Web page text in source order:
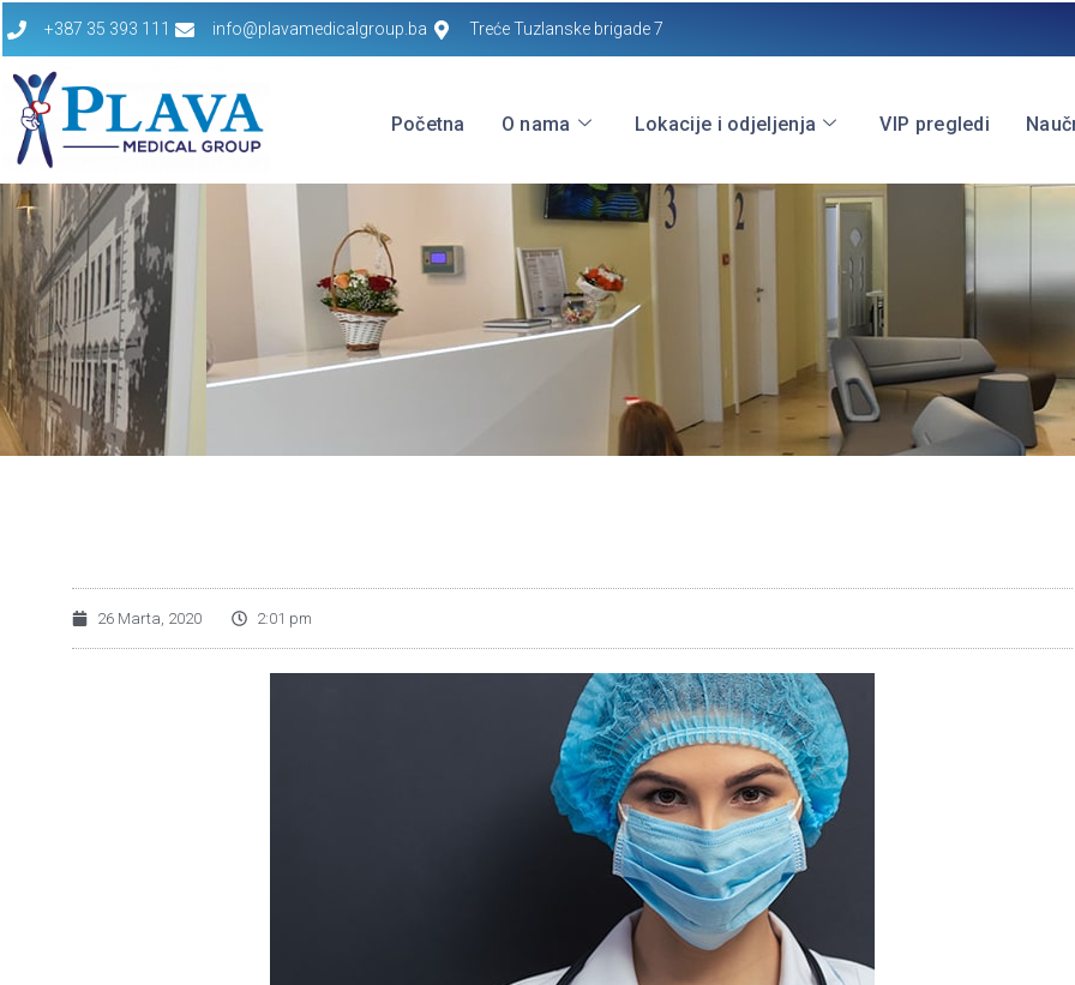
+387 35 393 111 info@plavamedicalgroup.ba Treće Tuzlanske brigade 7
Početna O nama Lokacije i odjeljenja VIP pregledi
26 Marta, 2020 2:01 pm